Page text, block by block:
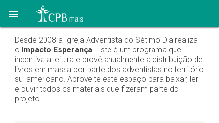

Desde 2008 a Igreja Adventista do Sétimo Dia realiza
o Impacto Esperança. Este é um programa que
incentiva a leitura e provê anualmente a distribuição de
livros em massa por parte dos adventistas no território
sul-americano. Aproveite este espaço para baixar, ler
e ouvir todos os materiais que fizeram parte do
projeto.